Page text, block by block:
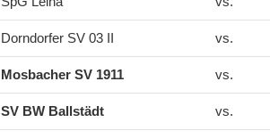
Dorndorfer SV 03 II vs.
Mosbacher SV 1911 vs.
SV BW Ballstädt vs.